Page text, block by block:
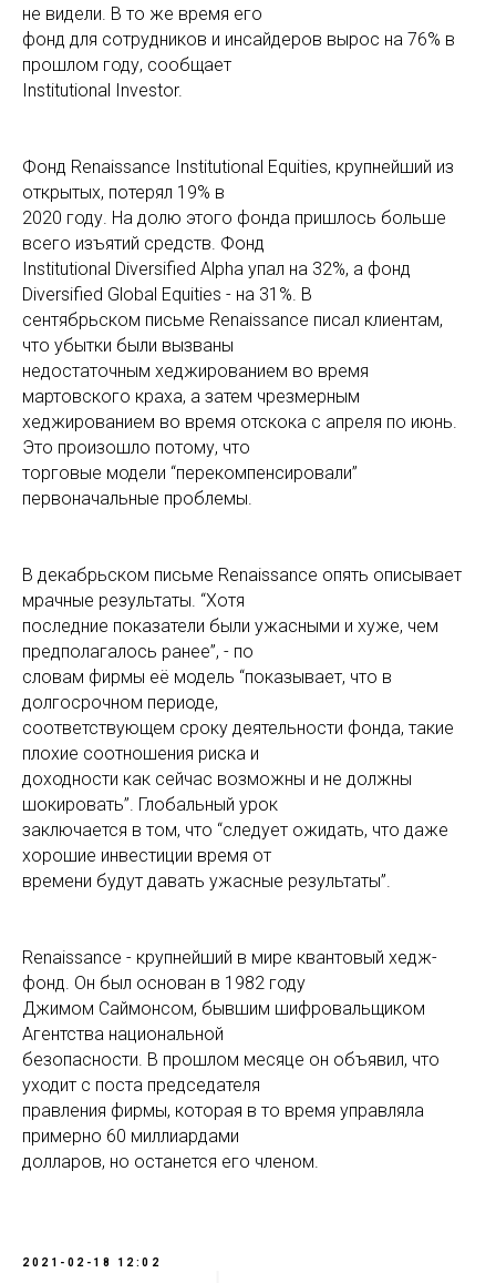
не видели. В то же время его
фонд для сотрудников и инсайдеров вырос на 76% в
прошлом году, сообщает
Institutional Investor.
Фонд Renaissance Institutional Equities, крупнейший из
открытых, потерял 19% в
2020 году. На долю этого фонда пришлось больше
всего изъятий средств. Фонд
Institutional Diversified Alpha упал на 32%, а фонд
Diversified Global Equities - на 31%. В
сентябрьском письме Renaissance писал клиентам,
что убытки были вызваны
недостаточным хеджированием во время
мартовского краха, а затем чрезмерным
хеджированием во время отскока с апреля по июнь.
Это произошло потому, что
торговые модели “перекомпенсировали”
первоначальные проблемы.
В декабрьском письме Renaissance опять описывает
мрачные результаты. “Хотя
последние показатели были ужасными и хуже, чем
предполагалось ранее”, - по
словам фирмы её модель “показывает, что в
долгосрочном периоде,
соответствующем сроку деятельности фонда, такие
плохие соотношения риска и
доходности как сейчас возможны и не должны
шокировать”. Глобальный урок
заключается в том, что “следует ожидать, что даже
хорошие инвестиции время от
времени будут давать ужасные результаты”.
Renaissance - крупнейший в мире квантовый хедж-
фонд. Он был основан в 1982 году
Джимом Саймонсом, бывшим шифровальщиком
Агентства национальной
безопасности. В прошлом месяце он объявил, что
уходит с поста председателя
правления фирмы, которая в то время управляла
примерно 60 миллиардами
долларов, но останется его членом.
2021-02-18 12:02